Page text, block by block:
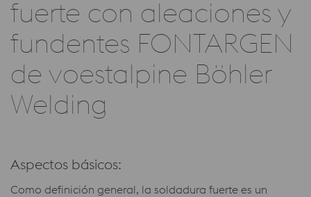
fuerte con aleaciones y
fundentes FONTARGEN
de voestalpine Böhler
Welding
Aspectos básicos:
Como definición general, la soldadura fuerte es un